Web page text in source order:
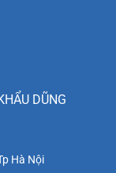
DŨNG
Hà Nội